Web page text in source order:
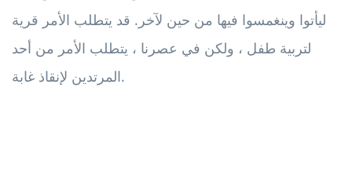
ليأتوا وينغمسوا فيها من حين لآخر. قد يتطلب الأمر قرية
لتربية طفل ، ولكن في عصرنا ، يتطلب الأمر من أحد
المرتدين لإنقاذ غابة.